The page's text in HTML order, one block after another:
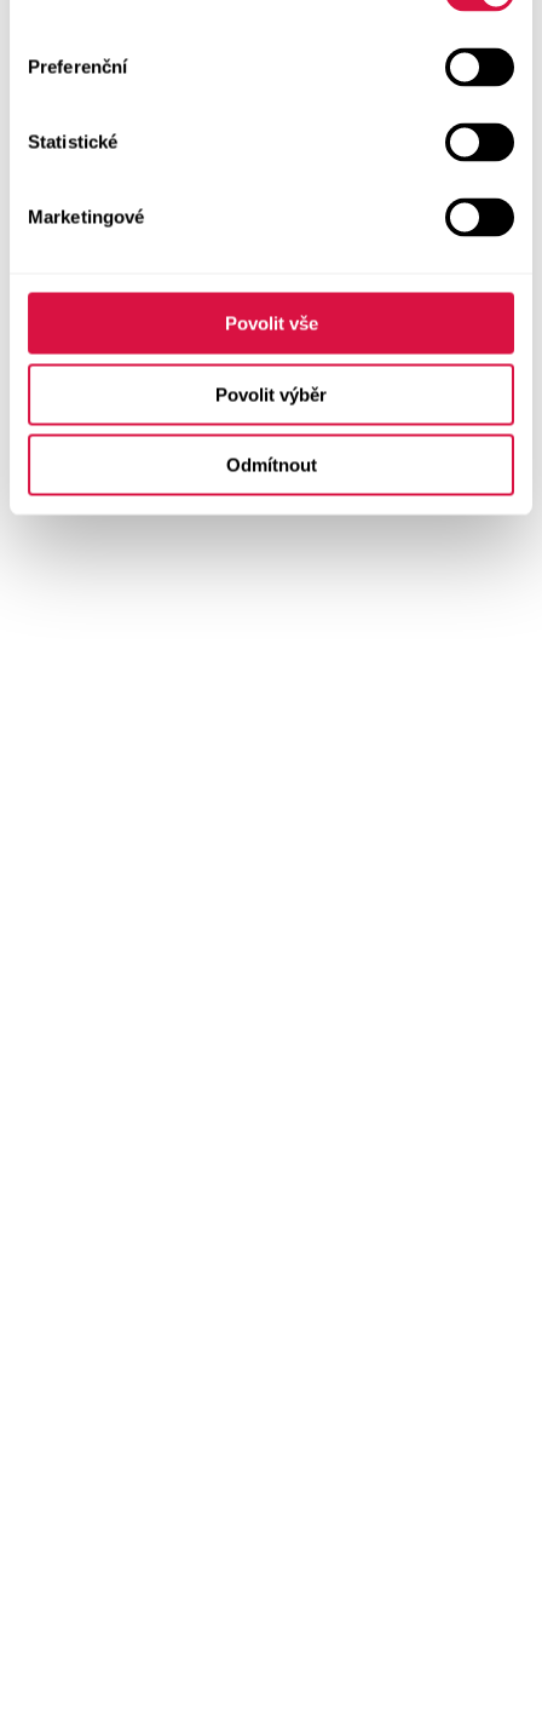
Preferenční
Statistické
Marketingové
Povolit vše
Povolit výběr
Odmítnout